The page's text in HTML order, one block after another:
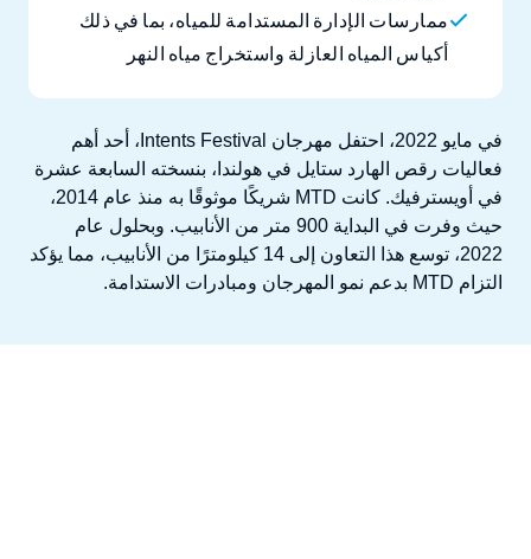
في مايو 2022، احتفل مهرجان Intents Festival، أحد أهم
فعاليات رقص الهارد ستايل في هولندا، بنسخته السابعة عشرة
في أويسترفيك. كانت MTD شريكًا موثوقًا به منذ عام 2014،
حيث وفرت في البداية 900 متر من الأنابيب. وبحلول عام
2022، توسع هذا التعاون إلى 14 كيلومترًا من الأنابيب، مما يؤكد
التزام MTD بدعم نمو المهرجان ومبادرات الاستدامة.
ممارسات الإدارة المستدامة للمياه، بما في ذلك
أكياس المياه العازلة واستخراج مياه النهر